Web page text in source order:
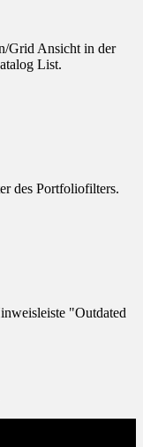
Grid Ansicht in der
List.
des Portfoliofilters.
"Outdated